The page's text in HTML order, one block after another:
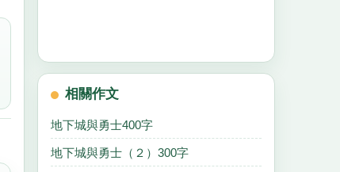
相關作文
地下城與勇士400字
地下城與勇士（２）300字